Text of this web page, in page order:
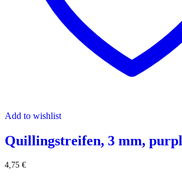
Add to wishlist
Quillingstreifen, 3 mm,
4,75 €